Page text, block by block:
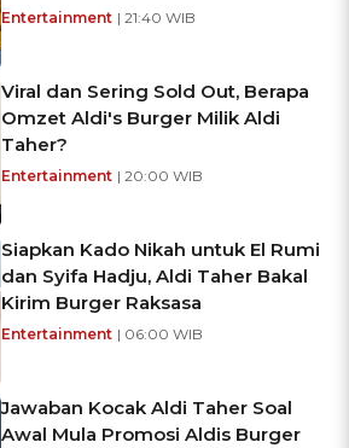
Entertainment | 21:40 WIB
Viral dan Sering Sold Out, Berapa
Omzet Aldi's Burger Milik Aldi
Taher?
Entertainment | 20:00 WIB
Siapkan Kado Nikah untuk El Rumi
dan Syifa Hadju, Aldi Taher Bakal
Kirim Burger Raksasa
Entertainment | 06:00 WIB
Jawaban Kocak Aldi Taher Soal
Awal Mula Promosi Aldis Burger